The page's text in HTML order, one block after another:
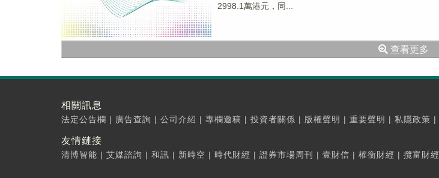
2998.1萬港元，同...
查看更多
相關訊息
法定公告欄 | 廣告查詢 | 公司介紹 | 專欄邀稿 | 投資者關係 | 版權聲明 | 重要聲明 | 私隱政策 |
友情鏈接
清博智能 | 艾媒諮詢 | 和訊 | 新時空 | 時代財經 | 證券市場周刊 | 壹財信 | 權衡財經 | 攬富財經